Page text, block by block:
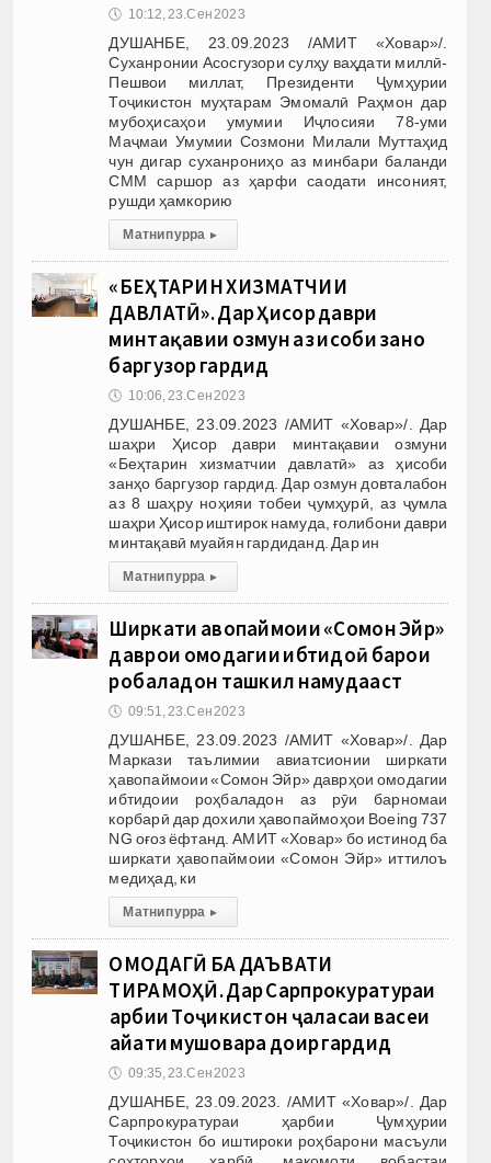
🕔 10:12, 23.Сен 2023
ДУШАНБЕ, 23.09.2023 /АМИТ «Ховар»/.
Суханронии Асосгузори сулҳу ваҳдати миллӣ-
Пешвои миллат, Президенти Ҷумҳурии
Тоҷикистон муҳтарам Эмомалӣ Раҳмон дар
мубоҳисаҳои умумии Иҷлосияи 78-уми
Маҷмаи Умумии Созмони Милали Муттаҳид
чун дигар суханрониҳо аз минбари баланди
СММ саршор аз ҳарфи саодати инсоният,
рушди ҳамкорию
Матни пурра ▸
«БЕҲТАРИН ХИЗМАТЧИИ
ДАВЛАТӢ». Дар Ҳисор даври
минтақавии озмун аз ҳисоби занҳо
баргузор гардид
🕔 10:06, 23.Сен 2023
ДУШАНБЕ, 23.09.2023 /АМИТ «Ховар»/. Дар
шаҳри Ҳисор даври минтақавии озмуни
«Беҳтарин хизматчии давлатӣ» аз ҳисоби
занҳо баргузор гардид. Дар озмун довталабон
аз 8 шаҳру ноҳияи тобеи ҷумҳурӣ, аз ҷумла
шаҳри Ҳисор иштирок намуда, ғолибони даври
минтақавӣ муайян гардиданд. Дар ин
Матни пурра ▸
Ширкати ҳавопаймоии «Сомон Эйр»
даврҳои омодагии ибтидоӣ барои
роҳбаладон ташкил намудааст
🕔 09:51, 23.Сен 2023
ДУШАНБЕ, 23.09.2023 /АМИТ «Ховар»/. Дар
Маркази таълимии авиатсионии ширкати
ҳавопаймоии «Сомон Эйр» даврҳои омодагии
ибтидоии роҳбаладон аз рӯи барномаи
корбарӣ дар дохили ҳавопаймоҳои Boeing 737
NG оғоз ёфтанд. АМИТ «Ховар» бо истинод ба
ширкати ҳавопаймоии «Сомон Эйр» иттилоъ
медиҳад, ки
Матни пурра ▸
ОМОДАГӢ БА ДАЪВАТИ
ТИРАМОҲӢ. Дар Сарпрокуратураи
ҳарбии Тоҷикистон ҷаласаи васеи
ҳайати мушовара доир гардид
🕔 09:35, 23.Сен 2023
ДУШАНБЕ, 23.09.2023. /АМИТ «Ховар»/. Дар
Сарпрокуратураи ҳарбии Ҷумҳурии
Тоҷикистон бо иштироки роҳбарони масъули